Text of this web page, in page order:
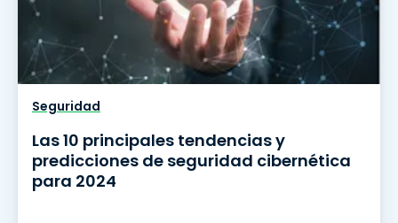
Seguridad
Las 10 principales tendencias y
predicciones de seguridad cibernética
para 2024